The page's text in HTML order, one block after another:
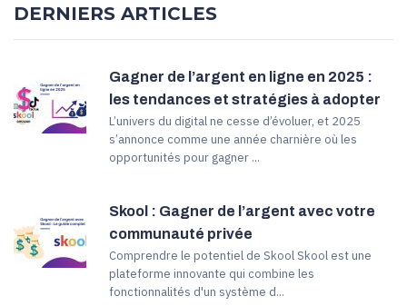
DERNIERS ARTICLES
Gagner de l’argent en ligne en 2025 :
les tendances et stratégies à adopter
L’univers du digital ne cesse d’évoluer, et 2025
s’annonce comme une année charnière où les
opportunités pour gagner ...
Skool : Gagner de l’argent avec votre
communauté privée
Comprendre le potentiel de Skool Skool est une
plateforme innovante qui combine les
fonctionnalités d'un système d...